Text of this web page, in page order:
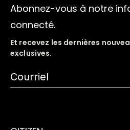
Abonnez-vous à notre
connecté.
Et recevez les dernières
exclusives.